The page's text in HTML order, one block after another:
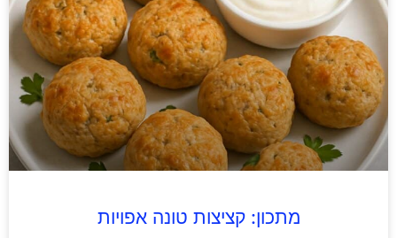
מתכון: קציצות טונה אפויות